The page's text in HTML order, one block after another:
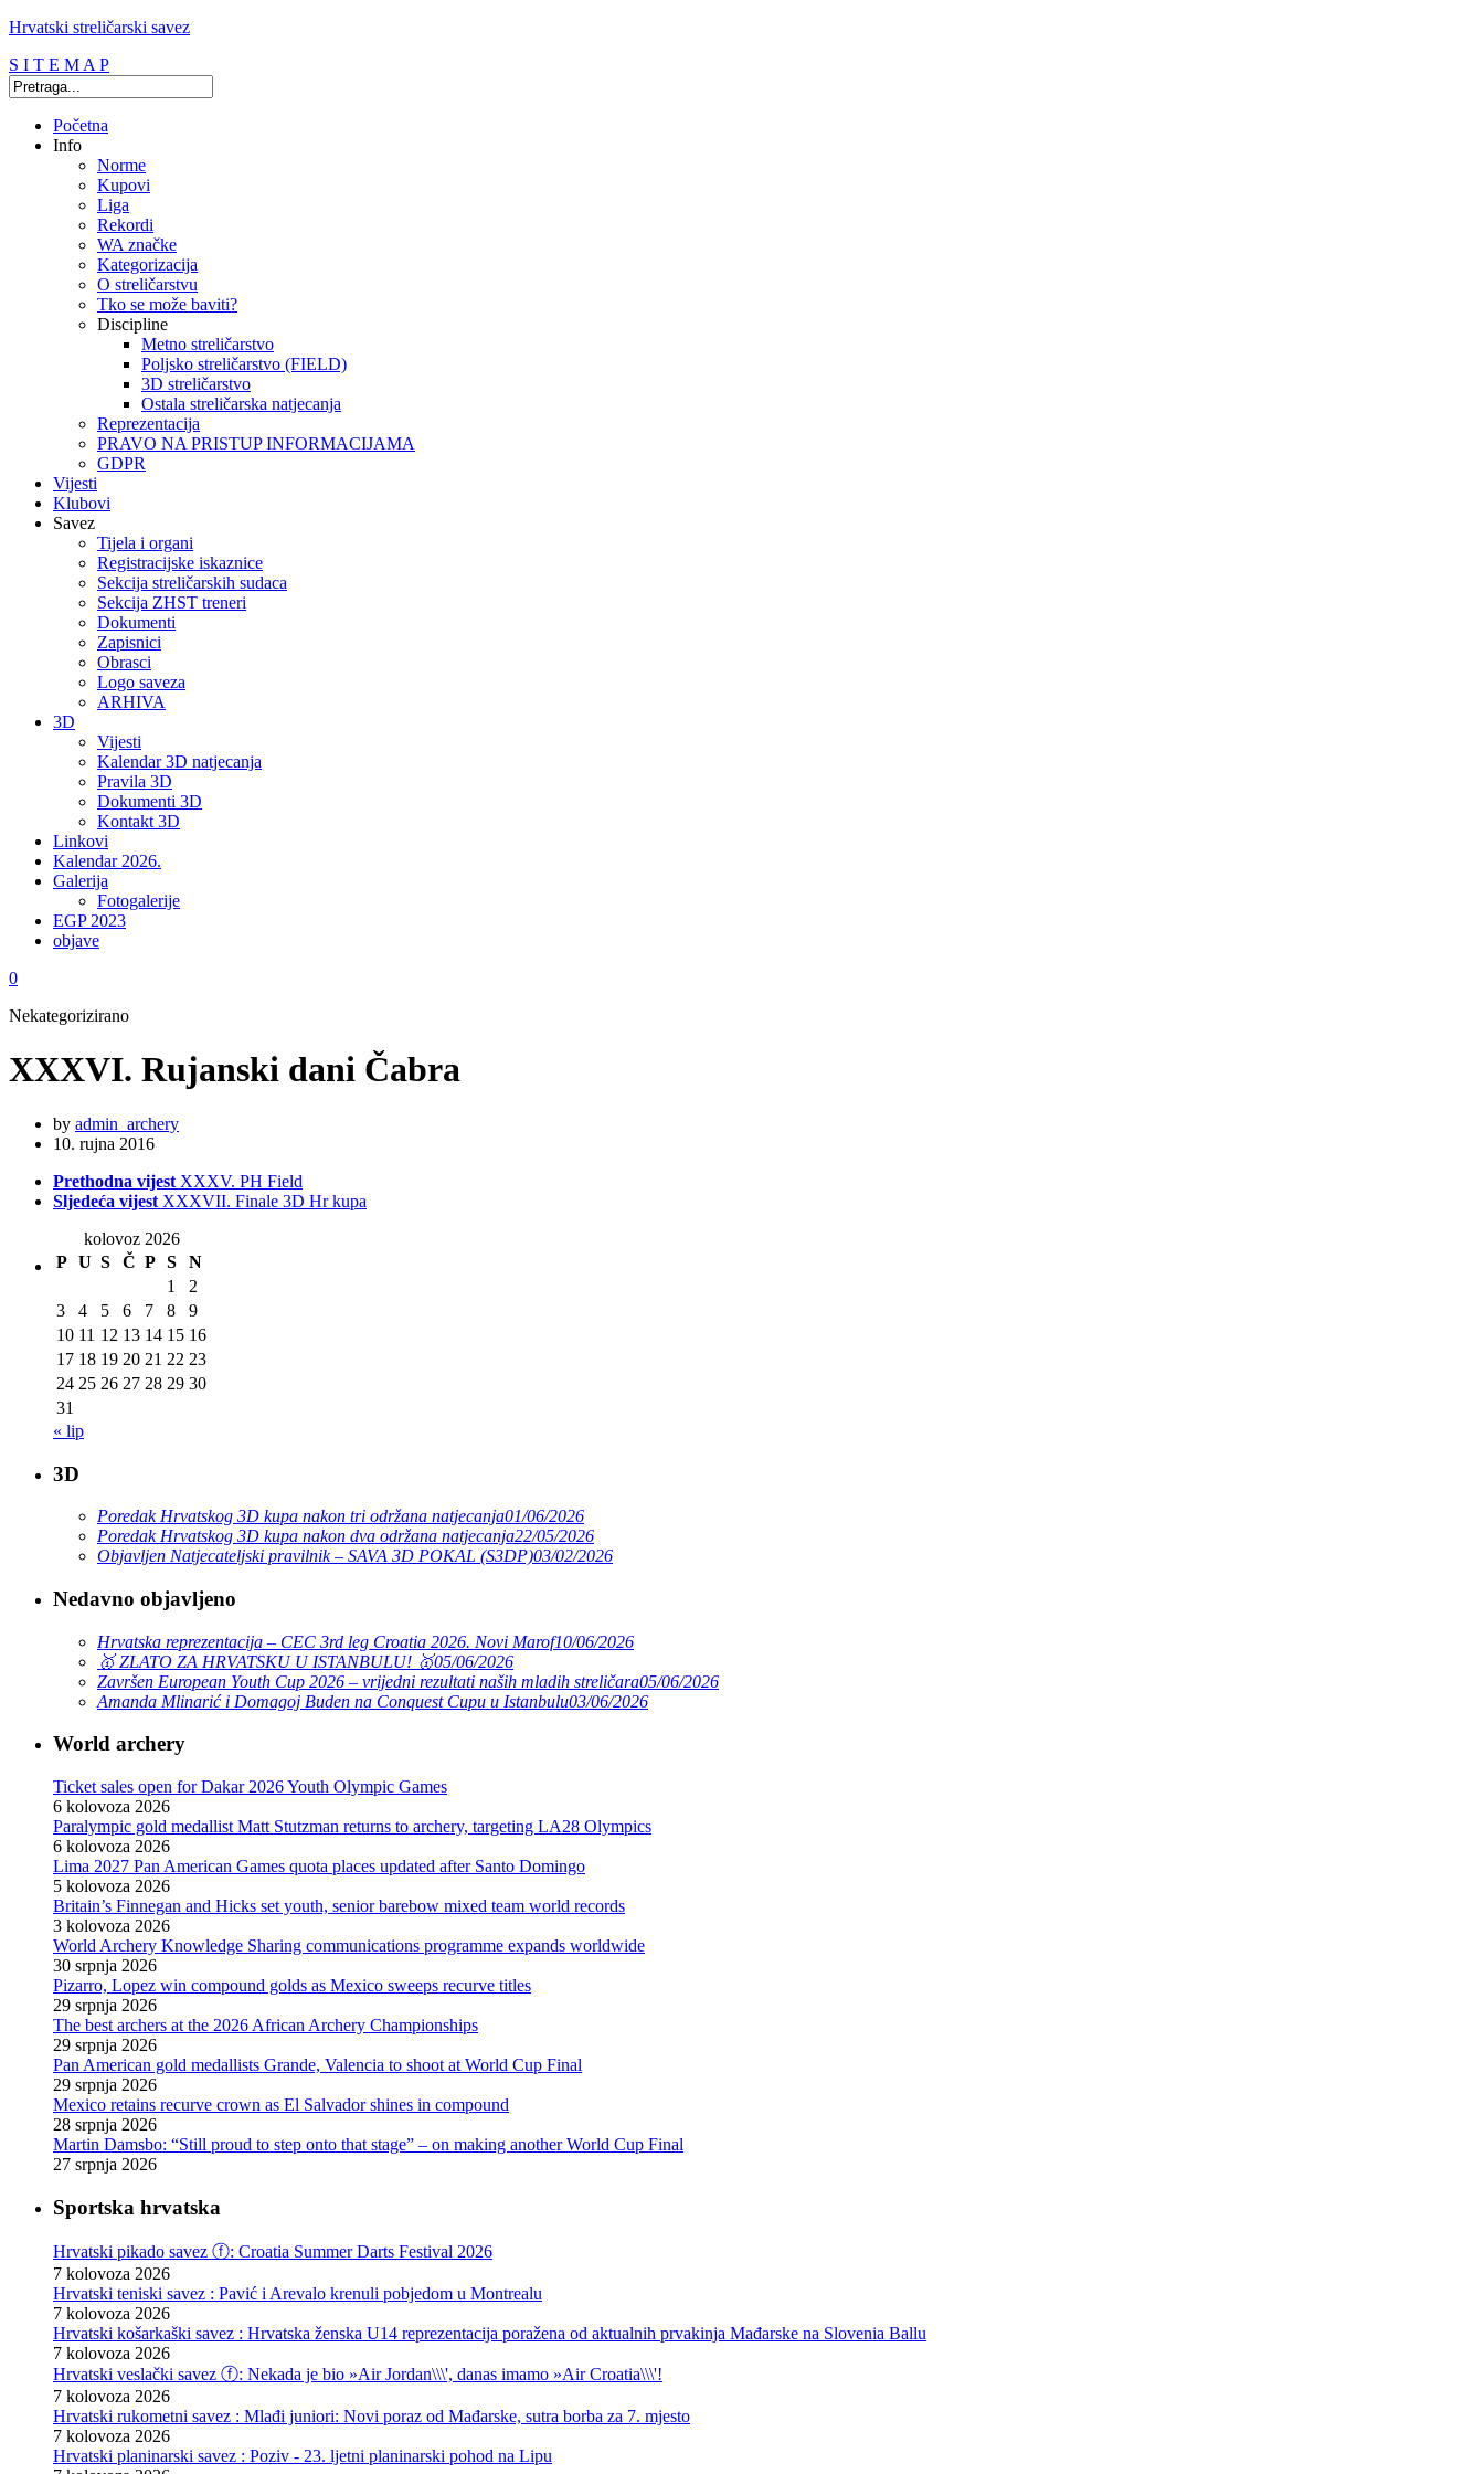
Hrvatski streličarski savez
S I T E M A P
Početna
Info
Norme
Kupovi
Liga
Rekordi
WA značke
Kategorizacija
O streličarstvu
Tko se može baviti?
Discipline
Metno streličarstvo
Poljsko streličarstvo (FIELD)
3D streličarstvo
Ostala streličarska natjecanja
Reprezentacija
PRAVO NA PRISTUP INFORMACIJAMA
GDPR
Vijesti
Klubovi
Savez
Tijela i organi
Registracijske iskaznice
Sekcija streličarskih sudaca
Sekcija ZHST treneri
Dokumenti
Zapisnici
Obrasci
Logo saveza
ARHIVA
3D
Vijesti
Kalendar 3D natjecanja
Pravila 3D
Dokumenti 3D
Kontakt 3D
Linkovi
Kalendar 2026.
Galerija
Fotogalerije
EGP 2023
objave
0
Nekategorizirano
XXXVI. Rujanski dani Čabra
by admin_archery
10. rujna 2016
Prethodna vijest XXXV. PH Field
Sljedeća vijest XXXVII. Finale 3D Hr kupa
kolovoz 2026
P U S Č P S
N
1
2
3
4 5 6 7 8
9
10 11 12 13 14 15 16
17 18 19 20 21 22 23
24 25 26 27 28 29 30
31
« lip
3D
Poredak Hrvatskog 3D kupa nakon tri održana natjecanja01/06/2026
Poredak Hrvatskog 3D kupa nakon dva održana natjecanja22/05/2026
Objavljen Natjecateljski pravilnik – SAVA 3D POKAL (S3DP)03/02/2026
Nedavno objavljeno
Hrvatska reprezentacija – CEC 3rd leg Croatia 2026. Novi Marof10/06/2026
🥇 ZLATO ZA HRVATSKU U ISTANBULU! 🥇05/06/2026
Završen European Youth Cup 2026 – vrijedni rezultati naših mladih streličara05/06/2026
Amanda Mlinarić i Domagoj Buden na Conquest Cupu u Istanbulu03/06/2026
World archery
Ticket sales open for Dakar 2026 Youth Olympic Games
6 kolovoza 2026
Paralympic gold medallist Matt Stutzman returns to archery, targeting LA28 Olympics
6 kolovoza 2026
Lima 2027 Pan American Games quota places updated after Santo Domingo
5 kolovoza 2026
Britain’s Finnegan and Hicks set youth, senior barebow mixed team world records
3 kolovoza 2026
World Archery Knowledge Sharing communications programme expands worldwide
30 srpnja 2026
Pizarro, Lopez win compound golds as Mexico sweeps recurve titles
29 srpnja 2026
The best archers at the 2026 African Archery Championships
29 srpnja 2026
Pan American gold medallists Grande, Valencia to shoot at World Cup Final
29 srpnja 2026
Mexico retains recurve crown as El Salvador shines in compound
28 srpnja 2026
Martin Damsbo: “Still proud to step onto that stage” – on making another World Cup Final
27 srpnja 2026
Sportska hrvatska
Hrvatski pikado savez ⓕ: Croatia Summer Darts Festival 2026
7 kolovoza 2026
Hrvatski teniski savez : Pavić i Arevalo krenuli pobjedom u Montrealu
7 kolovoza 2026
Hrvatski košarkaški savez : Hrvatska ženska U14 reprezentacija poražena od aktualnih prvakinja Mađarske na Slovenia Ballu
7 kolovoza 2026
Hrvatski veslački savez ⓕ: Nekada je bio »Air Jordan\\\', danas imamo »Air Croatia\\\'!
7 kolovoza 2026
Hrvatski rukometni savez : Mlađi juniori: Novi poraz od Mađarske, sutra borba za 7. mjesto
7 kolovoza 2026
Hrvatski planinarski savez : Poziv - 23. ljetni planinarski pohod na Lipu